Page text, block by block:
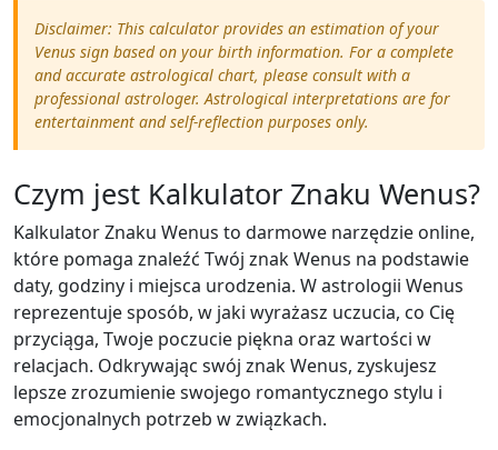
Disclaimer: This calculator provides an estimation of your
Venus sign based on your birth information. For a complete
and accurate astrological chart, please consult with a
professional astrologer. Astrological interpretations are for
entertainment and self-reflection purposes only.
Czym jest Kalkulator Znaku Wenus?
Kalkulator Znaku Wenus to darmowe narzędzie online,
które pomaga znaleźć Twój znak Wenus na podstawie
daty, godziny i miejsca urodzenia. W astrologii Wenus
reprezentuje sposób, w jaki wyrażasz uczucia, co Cię
przyciąga, Twoje poczucie piękna oraz wartości w
relacjach. Odkrywając swój znak Wenus, zyskujesz
lepsze zrozumienie swojego romantycznego stylu i
emocjonalnych potrzeb w związkach.